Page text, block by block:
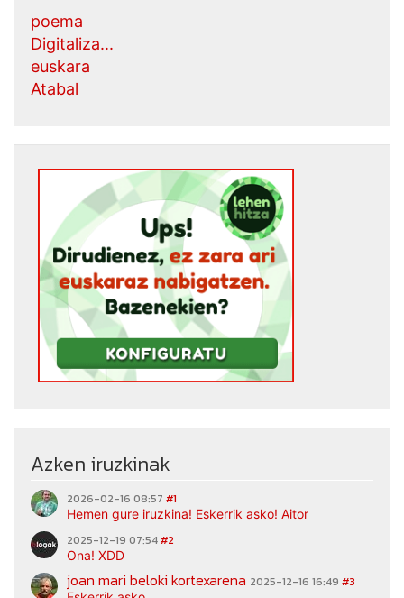
poema
Digitaliza...
euskara
Atabal
Azken iruzkinak
2026-02-16 08:57 #1
Hemen gure iruzkina! Eskerrik asko! Aitor
2025-12-19 07:54#2
Ona! XDD
joan mari beloki kortexarena 2025-12-16 16:49 #3